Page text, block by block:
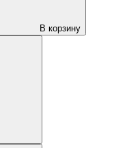
В корзину